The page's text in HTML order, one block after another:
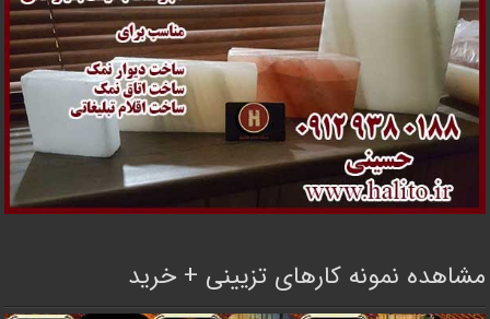
مشاهده نمونه کارهای تزیینی + خرید